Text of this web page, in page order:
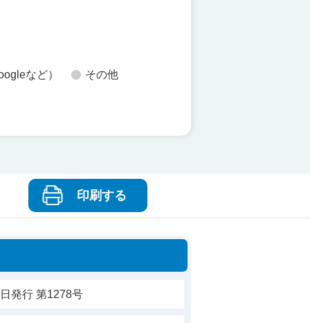
など） その他
印刷する
発行 第1278号